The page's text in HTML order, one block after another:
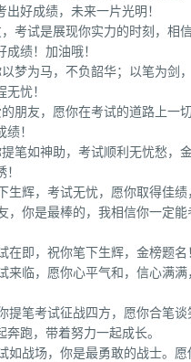
好成绩，未来一片光明！
考试是展现你实力的时刻，相
绩！加油哦！
梦为马，不负韶华；以笔为剑
忧！
朋友，愿你在考试的道路上一
！
笔如神助，考试顺利无忧愁，
生辉，考试无忧，愿你取得佳绩
，你是最棒的，我相信你一定能
在即，祝你笔下生辉，金榜题名
来临，愿你心平气和，信心满满
提笔考试征战四方，愿你合笔
跑，带着努力一起成长。
如战场，你是最勇敢的战士。